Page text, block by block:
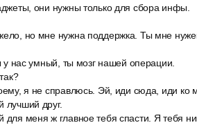
они нужны только для сбора инфы.
но мне нужна поддержка. Ты мне
у нас умный, ты мозг нашей операции.
я не справлюсь. Эй, иди сюда, иди ко
друг.
для меня ж главное тебя спасти. Я тебя